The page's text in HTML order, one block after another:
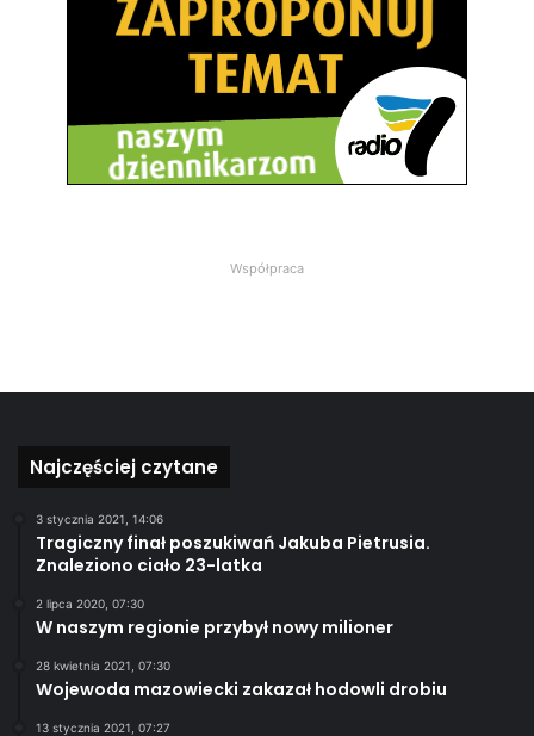
Współpraca
Najczęściej czytane
3 stycznia 2021, 14:06
Tragiczny finał poszukiwań Jakuba Pietrusia.
Znaleziono ciało 23-latka
2 lipca 2020, 07:30
W naszym regionie przybył nowy milioner
28 kwietnia 2021, 07:30
Wojewoda mazowiecki zakazał hodowli drobiu
13 stycznia 2021, 07:27